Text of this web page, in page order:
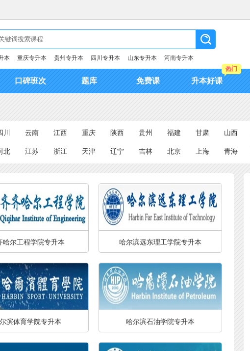
本 重庆专升本 贵州专升本 四川专升本 山东专升本 河南专升本
口碑班次 题库 免费课 升本好课
热门
川 云南 江西 重庆 陕西 贵州 福建 甘肃 山西
北 江苏 浙江 天津 辽宁 吉林 北京 上海 青海
哈尔工程学院专升本 哈尔滨远东理工学院专升本
滨体育学院专升本 哈尔滨石油学院专升本